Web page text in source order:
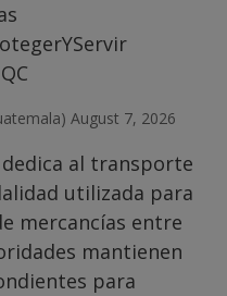
August 7, 2026
al transporte
utilizada para
mercancías entre
mantienen
para